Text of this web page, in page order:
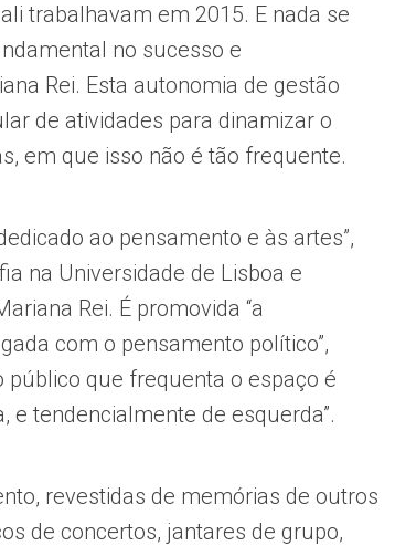
trabalhavam em 2015. E nada se
no sucesso e
Rei. Esta autonomia de gestão
de atividades para dinamizar o
em que isso não é tão frequente.
ao pensamento e às artes”,
na Universidade de Lisboa e
Rei. É promovida “a
com o pensamento político”,
que frequenta o espaço é
e tendencialmente de esquerda”.
revestidas de memórias de outros
de concertos, jantares de grupo,